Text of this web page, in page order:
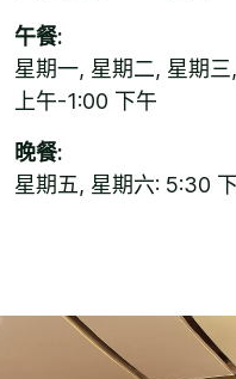
午餐:
星期一, 星期二, 星期
上午-1:00 下午
晚餐:
星期五, 星期六: 5:30